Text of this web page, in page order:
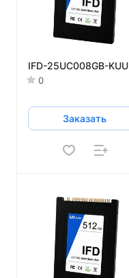
IFD-25UC008GB-KUU
0
Заказать